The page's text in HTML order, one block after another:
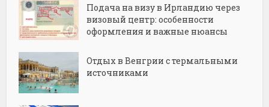
Подача на визу в Ирландию через
визовый центр: особенности
оформления и важные нюансы
Отдых в Венгрии с термальными
источниками